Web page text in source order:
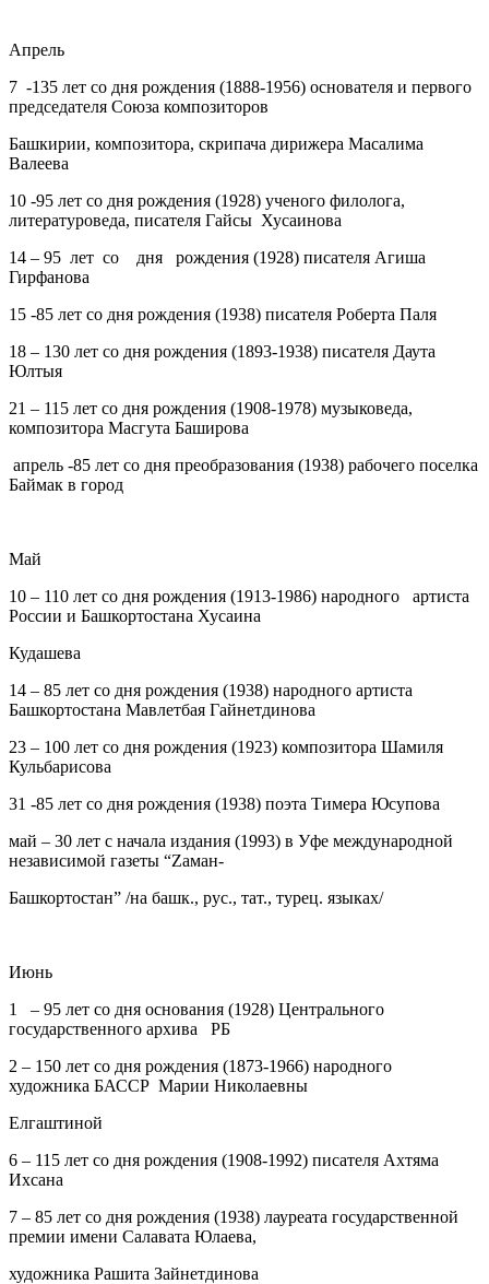
Апрель
7 -135 лет со дня рождения (1888-1956) основателя и первого
председателя Союза композиторов
Башкирии, композитора, скрипача дирижера Масалима
Валеева
10 -95 лет со дня рождения (1928) ученого филолога,
литературоведа, писателя Гайсы Хусаинова
14 – 95 лет со дня рождения (1928) писателя Агиша
Гирфанова
15 -85 лет со дня рождения (1938) писателя Роберта Паля
18 – 130 лет со дня рождения (1893-1938) писателя Даута
Юлтыя
21 – 115 лет со дня рождения (1908-1978) музыковеда,
композитора Масгута Баширова
апрель -85 лет со дня преобразования (1938) рабочего поселка
Баймак в город
Май
10 – 110 лет со дня рождения (1913-1986) народного артиста
России и Башкортостана Хусаина
Кудашева
14 – 85 лет со дня рождения (1938) народного артиста
Башкортостана Мавлетбая Гайнетдинова
23 – 100 лет со дня рождения (1923) композитора Шамиля
Кульбарисова
31 -85 лет со дня рождения (1938) поэта Тимера Юсупова
май – 30 лет с начала издания (1993) в Уфе международной
независимой газеты “Zаман-
Башкортостан” /на башк., рус., тат., турец. языках/
Июнь
1
– 95 лет со дня основания (1928) Центрального
государственного архива РБ
2 – 150 лет со дня рождения (1873-1966) народного
художника БАССР Марии Николаевны
Елгаштиной
6 – 115 лет со дня рождения (1908-1992) писателя Ахтяма
Ихсана
7 – 85 лет со дня рождения (1938) лауреата государственной
премии имени Салавата Юлаева,
художника Рашита Зайнетдинова